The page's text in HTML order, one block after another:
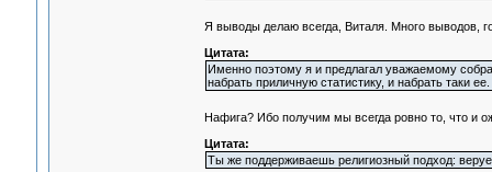
Я выводы делаю всегда, Виталя. Много выводов,
Цитата:
Именно поэтому я и предлагал уважаемому
набрать приличную статистику, и набрать таки
Нафига? Ибо получим мы всегда ровно то, что и
Цитата:
Ты же поддерживаешь религиозный подход: